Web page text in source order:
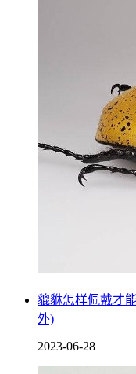
貔貅怎样佩戴才
外)
2023-06-28